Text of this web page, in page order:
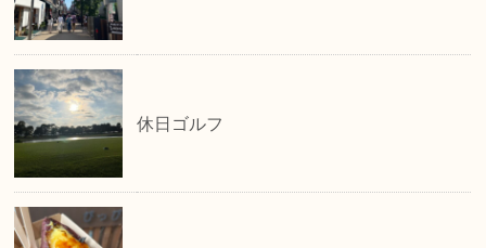
休日ゴルフ